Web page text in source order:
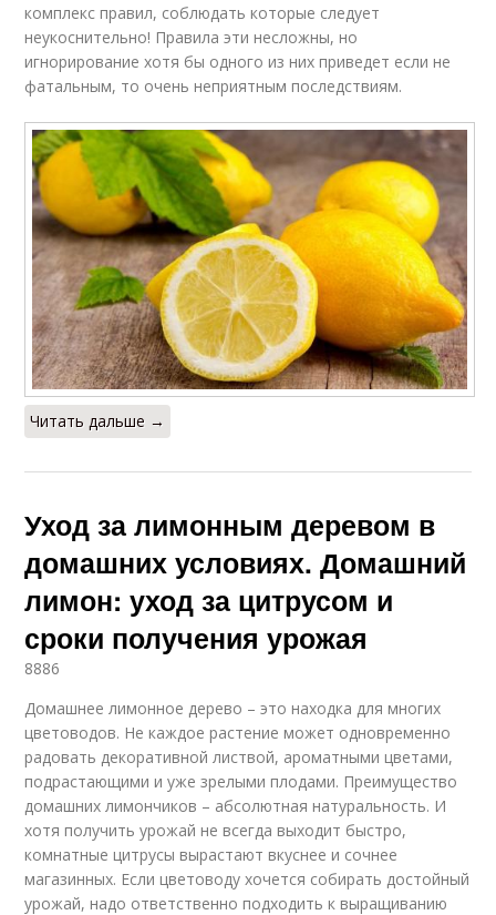
комплекс правил, соблюдать которые следует
неукоснительно! Правила эти несложны, но
игнорирование хотя бы одного из них приведет если не
фатальным, то очень неприятным последствиям.
Читать дальше →
Уход за лимонным деревом в
домашних условиях. Домашний
лимон: уход за цитрусом и
сроки получения урожая
8886
Домашнее лимонное дерево – это находка для многих
цветоводов. Не каждое растение может одновременно
радовать декоративной листвой, ароматными цветами,
подрастающими и уже зрелыми плодами. Преимущество
домашних лимончиков – абсолютная натуральность. И
хотя получить урожай не всегда выходит быстро,
комнатные цитрусы вырастают вкуснее и сочнее
магазинных. Если цветоводу хочется собирать достойный
урожай, надо ответственно подходить к выращиванию